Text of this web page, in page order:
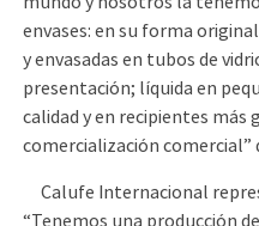
envases: en su forma
y envasadas en tubos de
presentación; líquida en
calidad y en recipientes más
comercialización comercial”
Calufe Internacional
“Tenemos una producción